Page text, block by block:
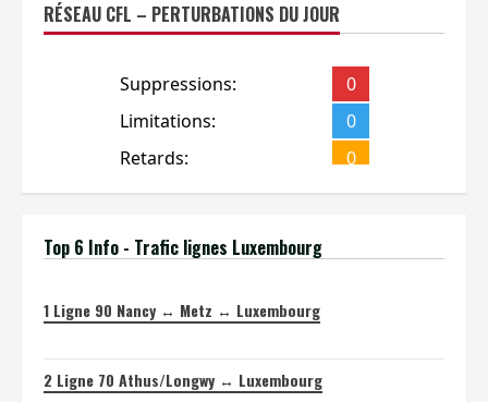
RÉSEAU CFL – PERTURBATIONS DU JOUR
Top 6 Info - Trafic lignes Luxembourg
1 Ligne 90 Nancy ↔ Metz ↔ Luxembourg
2 Ligne 70 Athus/Longwy ↔ Luxembourg